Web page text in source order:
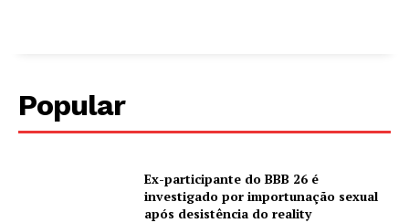
Popular
Ex-participante do BBB 26 é
investigado por importunação sexual
após desistência do reality